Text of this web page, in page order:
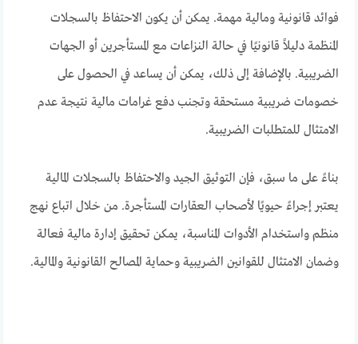
فوائد قانونية ومالية مهمة. يمكن أن يكون الاحتفاظ بالسجلات
المنظمة دليلاً قانونيًا في حالة النزاعات مع المستأجرين أو الجهات
الضريبية. بالإضافة إلى ذلك، يمكن أن يساعد في الحصول على
خصومات ضريبية مستحقة وتجنب دفع غرامات مالية نتيجة عدم
الامتثال للمتطلبات الضريبية.
بناءً على ما سبق، فإن التوثيق الجيد والاحتفاظ بالسجلات المالية
يعتبر إجراءً حيويًا لأصحاب العقارات المستأجرة. من خلال اتباع نهج
منظم واستخدام الأدوات المناسبة، يمكن تحقيق إدارة مالية فعالة
وضمان الامتثال للقوانين الضريبية وحماية المصالح القانونية والمالية.